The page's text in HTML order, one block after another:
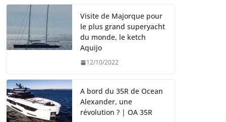
Visite de Majorque pour
le plus grand superyacht
du monde, le ketch
Aquijo
12/10/2022
A bord du 35R de Ocean
Alexander, une
révolution ? | OA 35R